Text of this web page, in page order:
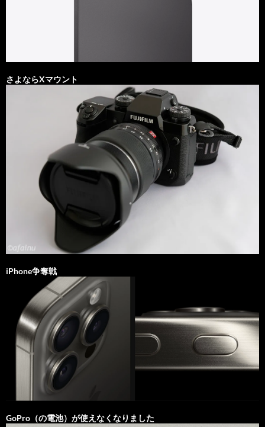
さよならXマウント
iPhone争奪戦
GoPro（の電池）が使えなくなりました